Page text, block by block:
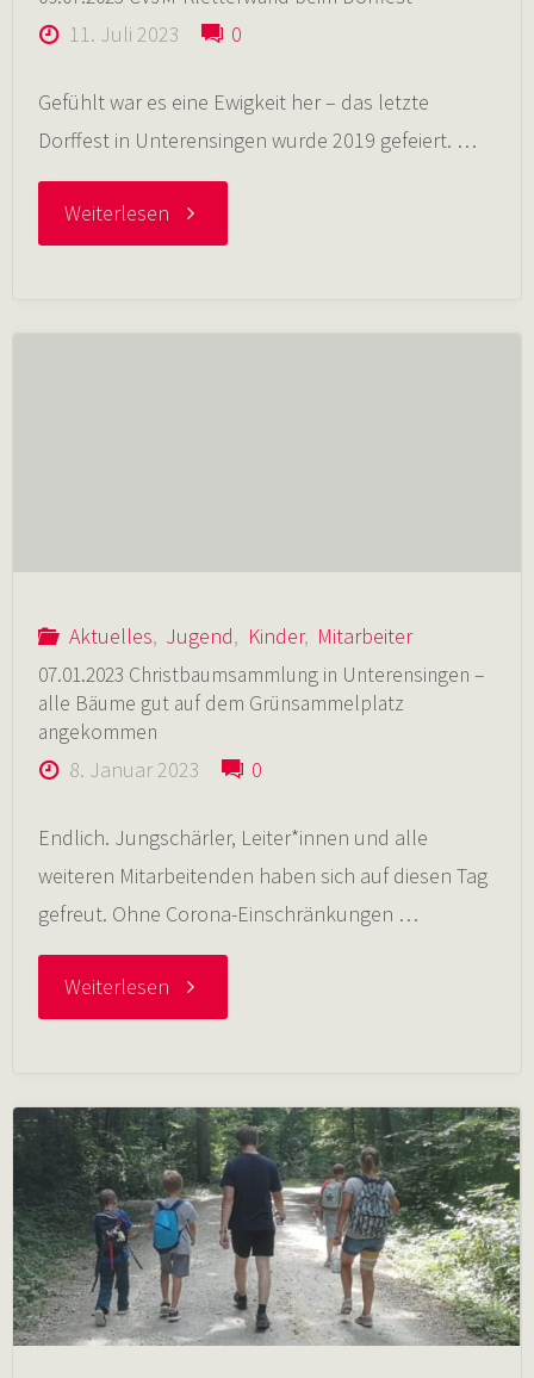
11. Juli 2023 0
Gefühlt war es eine Ewigkeit her – das letzte
Dorffest in Unterensingen wurde 2019 gefeiert. …
Weiterlesen"09.07.2023
Aktuelles, Jugend, Kinder, Mitarbeiter
07.01.2023 Christbaumsammlung in Unterensingen –
alle Bäume gut auf dem Grünsammelplatz
angekommen
8. Januar 2023 0
Endlich. Jungschärler, Leiter*innen und alle
weiteren Mitarbeitenden haben sich auf diesen Tag
gefreut. Ohne Corona-Einschränkungen …
Weiterlesen"07.01.2023
in
Unterensingen
–
alle